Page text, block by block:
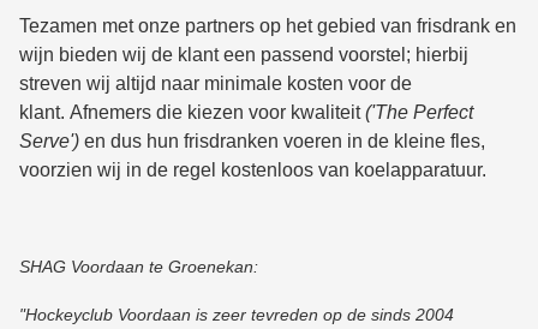
Tezamen met onze partners op het gebied van frisdrank en
wijn bieden wij de klant een passend voorstel; hierbij
streven wij altijd naar minimale kosten voor de
klant. Afnemers die kiezen voor kwaliteit('The Perfect
Serve') en dus hun frisdranken voeren in de kleine fles,
voorzien wij in de regel kostenloos van koelapparatuur.
SHAG Voordaan te Groenekan:
"Hockeyclub Voordaan is zeer tevreden op de sinds 2004